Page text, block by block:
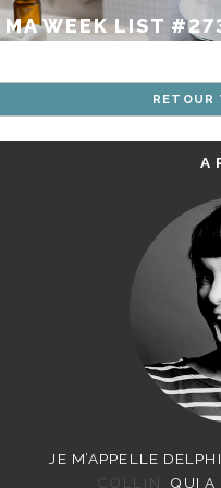
MA WEEK LIST
DES
ARTICLES
RETOUR
A
JE M’APPELLE
COLLIN
QUI A